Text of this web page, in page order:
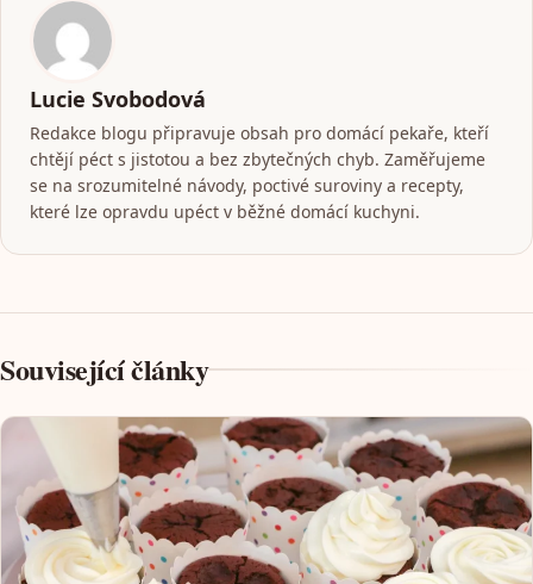
Lucie Svobodová
Redakce blogu připravuje obsah pro domácí pekaře, kteří
chtějí péct s jistotou a bez zbytečných chyb. Zaměřujeme
se na srozumitelné návody, poctivé suroviny a recepty,
které lze opravdu upéct v běžné domácí kuchyni.
Související články